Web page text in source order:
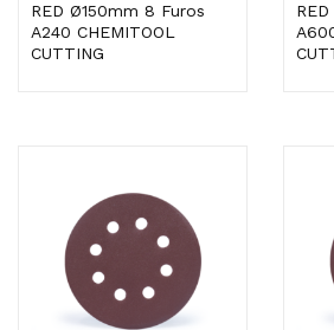
RED Ø150mm 8 Furos
A240 CHEMITOOL
CUTTING